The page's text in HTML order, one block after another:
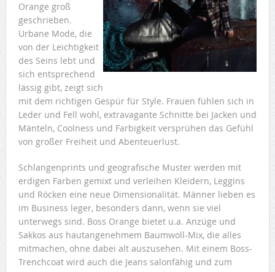
Orange groß
geschrieben.
Urbane Mode, die
von der Leichtigkeit
des Seins lebt und
sich entsprechend
lässig gibt, zeigt sich
mit dem richtigen Gespür für Style. Frauen fühlen sich in
Leder und Fell wohl, extravagante Schnitte bei Jacken und
Mänteln, Coolness und Farbigkeit versprühen das Gefühl
von großer Freiheit und Abenteuerlust.
Schlangenprints und geografische Muster werden mit
erdigen Farben gemixt und verleihen Kleidern, Leggins
und Röcken eine neue Dimensionalität. Männer lieben es
im Business leger, besonders dann, wenn sie viel
unterwegs sind. Boss Orange bietet u.a. Anzüge und
Sakkos aus hautangenehmem Baumwoll-Mix, die alles
mitmachen, ohne dabei alt auszusehen. Mit einem Boss-
Trenchcoat wird auch die Jeans salonfähig und zum